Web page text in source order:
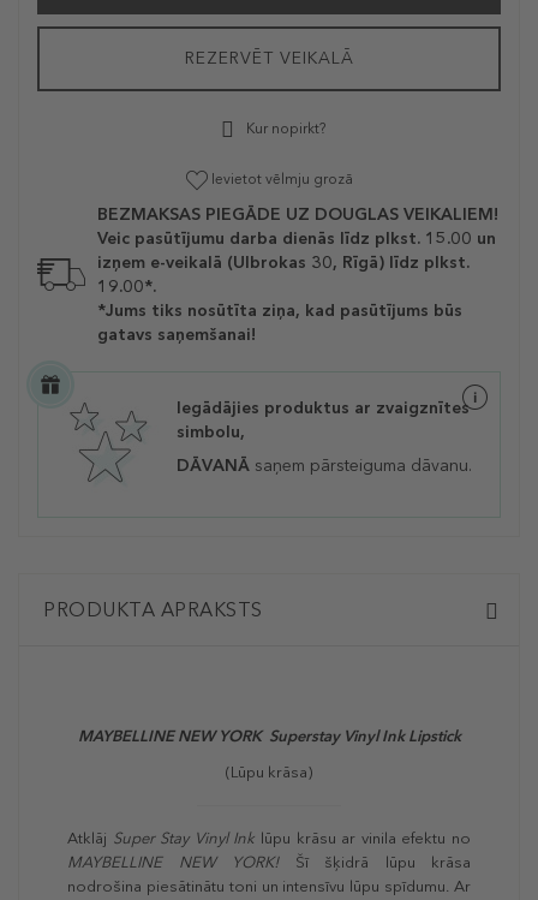
REZERVĒT VEIKALĀ
Kur nopirkt?
Ievietot vēlmju grozā
BEZMAKSAS PIEGĀDE UZ DOUGLAS VEIKALIEM!
Veic pasūtījumu darba dienās līdz plkst. 15.00 un
izņem e-veikalā (Ulbrokas 30, Rīgā) līdz plkst.
19.00*.
*Jums tiks nosūtīta ziņa, kad pasūtījums būs
gatavs saņemšanai!
Iegādājies produktus ar zvaigznītes
simbolu,
DĀVANĀ saņem pārsteiguma dāvanu.
PRODUKTA APRAKSTS
MAYBELLINE NEW YORK Superstay Vinyl Ink Lipstick
(Lūpu krāsa)
Atklāj Super Stay Vinyl Ink lūpu krāsu ar vinila efektu no
MAYBELLINE NEW YORK!Šī šķidrā lūpu krāsa
nodrošina piesātinātu toni un intensīvu lūpu spīdumu. Ar